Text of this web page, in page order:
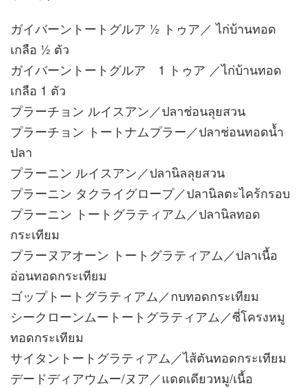
ガイバーントートグルア ½ トゥア／ ไก่บ้านทอด
เกลือ ½ ตัว
ガイバーントートグルア 1 トゥア ／ไก่บ้านทอด
เกลือ 1 ตัว
プラーチョン ルイスアン／ปลาช่อนลุยสวน
プラーチョン トートナムプラー／ปลาช่อนทอดน้ำ
ปลา
プラーニン ルイスアン／ปลานิลลุยสวน
プラーニン タクライグロープ／ปลานิลตะไคร้กรอบ
プラーニン トートグラティアム／ปลานิลทอด
กระเทียม
プラーヌアオーン トートグラティアム／ปลาเนื้อ
อ่อนทอดกระเทียม
ゴップトートグラティアム／กบทอดกระเทียม
シークローンムートートグラティアム／ซี่โครงหมู
ทอดกระเทียม
サイタントートグラティアム／ไส้ตันทอดกระเทียม
デードディアウムー/ヌア／แดดเดียวหมู/เนื้อ